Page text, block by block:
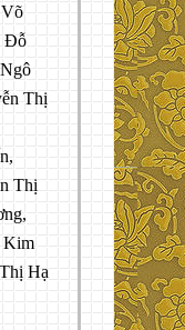
Đỗ
Thị
Thị
Kim
Hạ